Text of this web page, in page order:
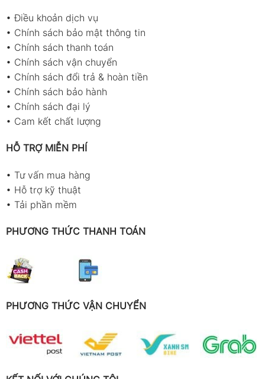
•Điều khoản dịch vụ
• Chính sách bảo mật thông tin
• Chính sách thanh toán
• Chính sách vận chuyển
• Chính sách đổi trả & hoàn tiền
• Chính sách bảo hành
• Chính sách đại lý
• Cam kết chất lượng
HỖ TRỢ MIỄN PHÍ
• Tư vấn mua hàng
• Hỗ trợ kỹ thuật
• Tải phần mềm
PHƯƠNG THỨC THANH TOÁN
PHƯƠNG THỨC VẬN CHUYỂN